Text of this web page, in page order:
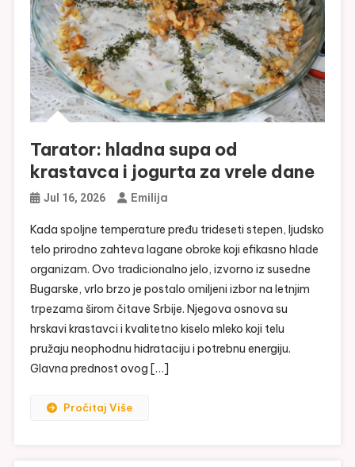
Tarator: hladna supa od
krastavca i jogurta za vrele dane
Jul 16, 2026 Emilija
Kada spoljne temperature pređu trideseti stepen, ljudsko
telo prirodno zahteva lagane obroke koji efikasno hlade
organizam. Ovo tradicionalno jelo, izvorno iz susedne
Bugarske, vrlo brzo je postalo omiljeni izbor na letnjim
trpezama širom čitave Srbije. Njegova osnova su
hrskavi krastavci i kvalitetno kiselo mleko koji telu
pružaju neophodnu hidrataciju i potrebnu energiju.
Glavna prednost ovog […]
Pročitaj Više